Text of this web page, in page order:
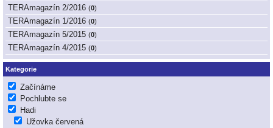
TERAmagazín 2/2016 (0)
TERAmagazín 1/2016 (0)
TERAmagazín 5/2015 (0)
TERAmagazín 4/2015 (0)
Kategorie
Začínáme
Pochlubte se
Hadi
Užovka červená